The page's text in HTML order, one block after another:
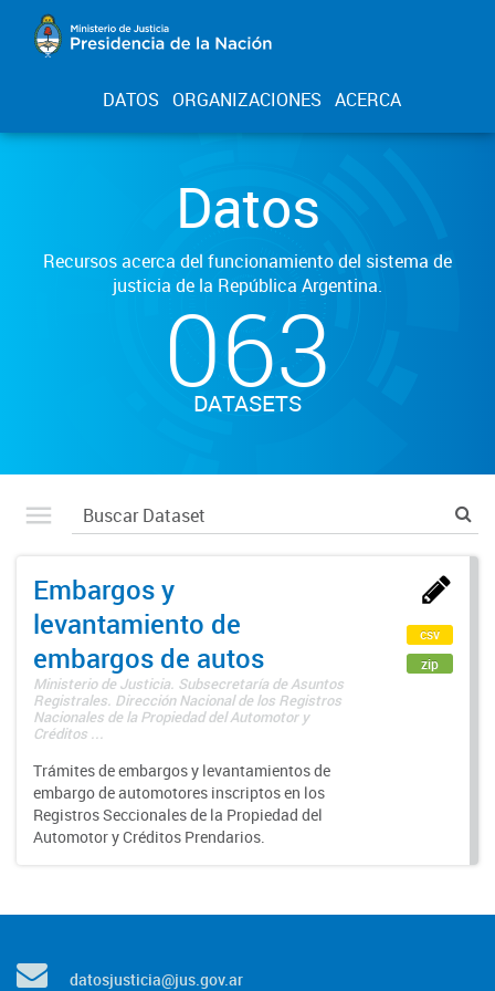
DATOS ORGANIZACIONES ACERCA
Datos
Recursos acerca del funcionamiento del sistema de
justicia de la República Argentina.
063
DATASETS
Embargos y
levantamiento de
embargos de autos
Ministerio de Justicia. Subsecretaría de Asuntos
Registrales. Dirección Nacional de los Registros
Nacionales de la Propiedad del Automotor y
Créditos ...
Trámites de embargos y levantamientos de
embargo de automotores inscriptos en los
Registros Seccionales de la Propiedad del
Automotor y Créditos Prendarios.
csv
zip
datosjusticia@jus.gov.ar